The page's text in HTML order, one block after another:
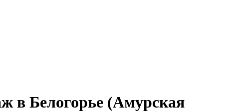
в Белогорье (Амурская